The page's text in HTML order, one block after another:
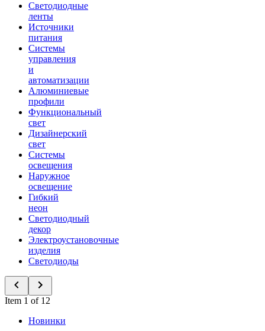
Светодиодные
ленты
Источники
питания
Системы
управления
и
автоматизации
Алюминиевые
профили
Функциональный
свет
Дизайнерский
свет
Системы
освещения
Наружное
освещение
Гибкий
неон
Светодиодный
декор
Электроустановочные
изделия
Светодиоды
Item 1 of 12
Новинки